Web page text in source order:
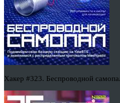
Хакер #323. Беспроводной